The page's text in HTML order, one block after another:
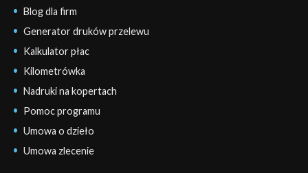
Blog dla firm
Generator druków przelewu
Kalkulator płac
Kilometrówka
Nadruki na kopertach
Pomoc programu
Umowa o dzieło
Umowa zlecenie